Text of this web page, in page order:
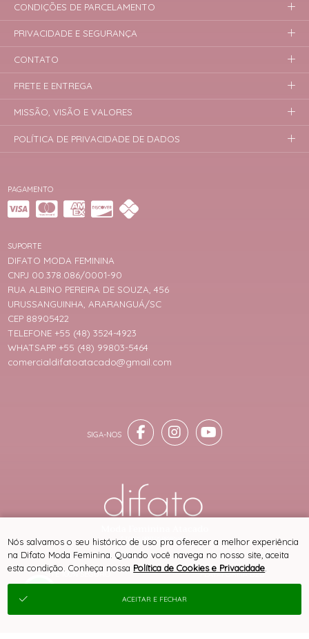
PAGAMENTO
SITE 100% SEGURO PLATAFORMA B2B
SUPORTE
DIFATO MODA FEMININA
CNPJ 00.378.086/0001-90
RUA ALBINO PEREIRA DE SOUZA, 456
URUSSANGUINHA, ARARANGUÁ/SC
CEP 88905422
TELEFONE +55 (48) 3524-4923
WHATSAPP +55 (48) 99803-5464
comercialdifatoatacado@gmail.com
CONDIÇÕES DE PARCELAMENTO
PRIVACIDADE E SEGURANÇA
CONTATO
FRETE E ENTREGA
MISSÃO, VISÃO E VALORES
POLÍTICA DE PRIVACIDADE DE DADOS
® TODOS DIREITOS RESERVADOS
Nós salvamos o seu histórico de uso pra oferecer a melhor experiência
na Difato Moda Feminina. Quando você navega no nosso site, aceita
esta condição. Conheça nossa Política de Cookies e Privacidade
ACEITAR E FECHAR